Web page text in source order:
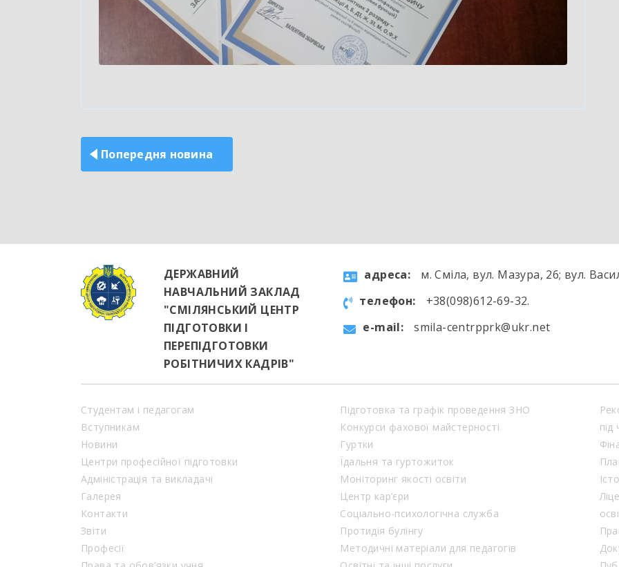
записів
Попередня новина
ДЕРЖАВНИЙ
НАВЧАЛЬНИЙ ЗАКЛАД
"СМІЛЯНСЬКИЙ ЦЕНТР
ПІДГОТОВКИ І
ПЕРЕПІДГОТОВКИ
РОБІТНИЧИХ КАДРІВ"
aдресa:
м. Сміла, вул. Мазура, 26; вул.
телефон:
+38(098)612-69-32.
e-mail:
smila-centrpprk@ukr.net
Студентам і педагогам
Вступникам
Новини
Центри професійної підготовки
Адміністрація та викладачі
Галерея
Контакти
Звіти
Професії
Підготовка та графік проведення ЗНО
Конкурси фахової майстерності
Гуртки
Їдальня та гуртожиток
Моніторинг якості освіти
Центр кар’єри
Соціально-психологічна служба
Протидія булінгу
Методичні матеріали для педагогів